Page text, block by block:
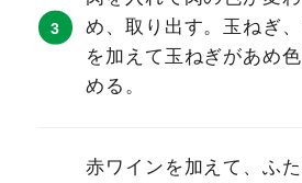
め、取り出す。玉ねぎ
を加えて玉ねぎがあめ
める。
赤ワインを加えて、ふ